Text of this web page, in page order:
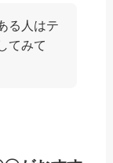
る人はテ
てみて